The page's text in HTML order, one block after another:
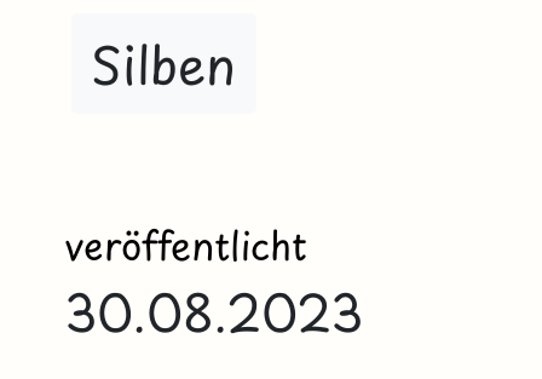
Silben
veröffentlicht
30.08.2023